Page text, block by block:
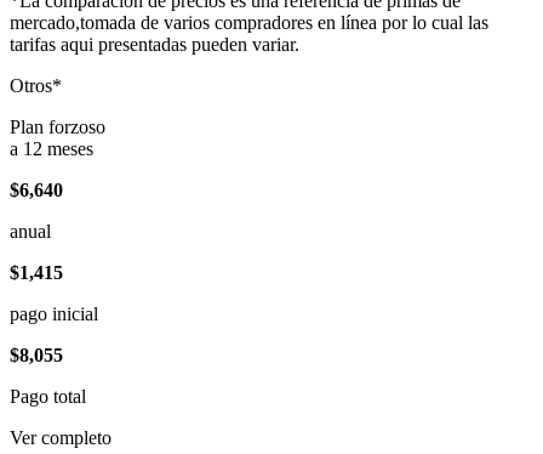
mercado,tomada de varios compradores en línea por lo cual las
tarifas aqui presentadas pueden variar.
Otros*
Plan forzoso
a 12 meses
$6,640
anual
$1,415
pago inicial
$8,055
Pago total
Ver completo